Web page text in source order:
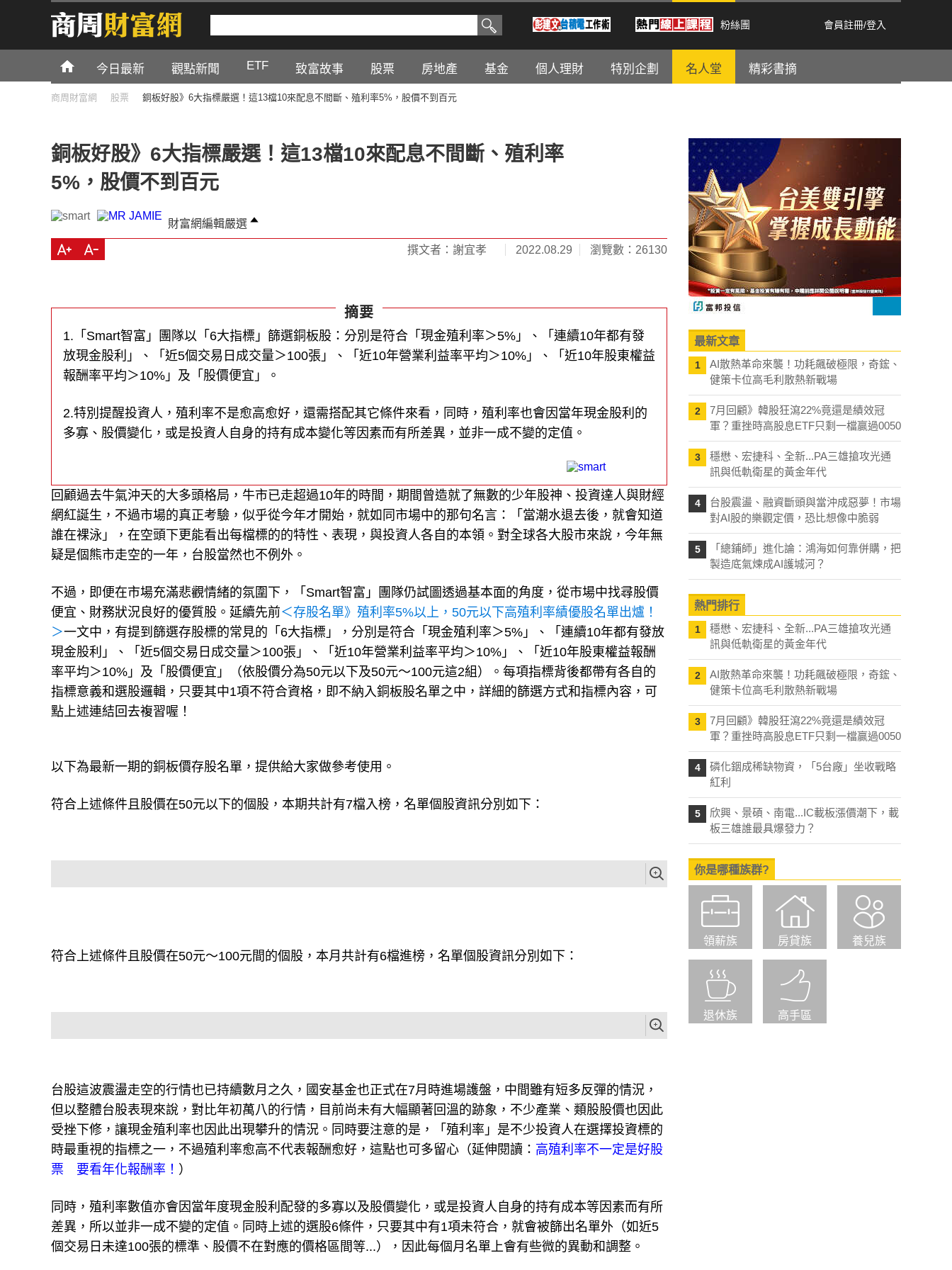
粉絲團 會員註冊/登入
今日最新 觀點新聞 ETF 致富故事 股票 房地產 基金 個人理財 特別企劃 名人堂 精彩書摘
商周財富網 股票 銅板好股》6大指標嚴選！這13檔10來配息不間斷、殖利率5%，股價不到百元
銅板好股》6大指標嚴選！這13檔10來配息不間斷、殖利率
5%，股價不到百元
財富網編輯嚴選
撰文者：謝宜孝 2022.08.29 瀏覽數：26130
摘要
1.「Smart智富」團隊以「6大指標」篩選銅板股：分別是符合「現金殖利率＞5%」、「連續10年都有發
放現金股利」、「近5個交易日成交量＞100張」、「近10年營業利益率平均＞10%」、「近10年股東權益
報酬率平均＞10%」及「股價便宜」。
2.特別提醒投資人，殖利率不是愈高愈好，還需搭配其它條件來看，同時，殖利率也會因當年現金股利的
多寡、股價變化，或是投資人自身的持有成本變化等因素而有所差異，並非一成不變的定值。
回顧過去牛氣沖天的大多頭格局，牛市已走超過10年的時間，期間曾造就了無數的少年股神、投資達人與財經
網紅誕生，不過市場的真正考驗，似乎從今年才開始，就如同市場中的那句名言：「當潮水退去後，就會知道
誰在裸泳」，在空頭下更能看出每檔標的的特性、表現，與投資人各自的本領。對全球各大股市來說，今年無
疑是個熊市走空的一年，台股當然也不例外。
不過，即便在市場充滿悲觀情緒的氛圍下，「Smart智富」團隊仍試圖透過基本面的角度，從市場中找尋股價
便宜、財務狀況良好的優質股。延續先前＜存股名單》殖利率5%以上，50元以下高殖利率績優股名單出爐！
＞一文中，有提到篩選存股標的常見的「6大指標」，分別是符合「現金殖利率＞5%」、「連續10年都有發放
現金股利」、「近5個交易日成交量＞100張」、「近10年營業利益率平均＞10%」、「近10年股東權益報酬
率平均＞10%」及「股價便宜」（依股價分為50元以下及50元～100元這2組）。每項指標背後都帶有各自的
指標意義和選股邏輯，只要其中1項不符合資格，即不納入銅板股名單之中，詳細的篩選方式和指標內容，可
點上述連結回去複習喔！
以下為最新一期的銅板價存股名單，提供給大家做參考使用。
符合上述條件且股價在50元以下的個股，本期共計有7檔入榜，名單個股資訊分別如下：
符合上述條件且股價在50元～100元間的個股，本月共計有6檔進榜，名單個股資訊分別如下：
台股這波震盪走空的行情也已持續數月之久，國安基金也正式在7月時進場護盤，中間雖有短多反彈的情況，
但以整體台股表現來說，對比年初萬八的行情，目前尚未有大幅顯著回溫的跡象，不少產業、類股股價也因此
受挫下修，讓現金殖利率也因此出現攀升的情況。同時要注意的是，「殖利率」是不少投資人在選擇投資標的
時最重視的指標之一，不過殖利率愈高不代表報酬愈好，這點也可多留心（延伸閱讀： 高殖利率不一定是好股
票 要看年化報酬率！ ）
同時，殖利率數值亦會因當年度現金股利配發的多寡以及股價變化，或是投資人自身的持有成本等因素而有所
差異，所以並非一成不變的定值。同時上述的選股6條件，只要其中有1項未符合，就會被篩出名單外（如近5
個交易日未達100張的標準、股價不在對應的價格區間等...），因此每個月名單上會有些微的異動和調整。
最新文章
1
AI散熱革命來襲！功耗飆破極限，奇鋐、
健策卡位高毛利散熱新戰場
2
7月回顧》韓股狂瀉22%竟還是績效冠
軍？重挫時高股息ETF只剩一檔贏過0050
3
穩懋、宏捷科、全新...PA三雄搶攻光通
訊與低軌衛星的黃金年代
4
台股震盪、融資斷頭與當沖成惡夢！市場
對AI股的樂觀定價，恐比想像中脆弱
5
「總鋪師」進化論：鴻海如何靠併購，把
製造底氣煉成AI護城河？
熱門排行
1
穩懋、宏捷科、全新...PA三雄搶攻光通
訊與低軌衛星的黃金年代
2
AI散熱革命來襲！功耗飆破極限，奇鋐、
健策卡位高毛利散熱新戰場
3
7月回顧》韓股狂瀉22%竟還是績效冠
軍？重挫時高股息ETF只剩一檔贏過0050
4
磷化銦成稀缺物資，「5台廠」坐收戰略
紅利
5
欣興、景碩、南電...IC載板漲價潮下，載
板三雄誰最具爆發力？
你是哪種族群?
領薪族 房貸族 養兒族
退休族 高手區